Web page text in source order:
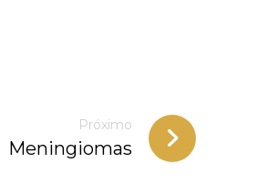
Próximo
Meningiomas